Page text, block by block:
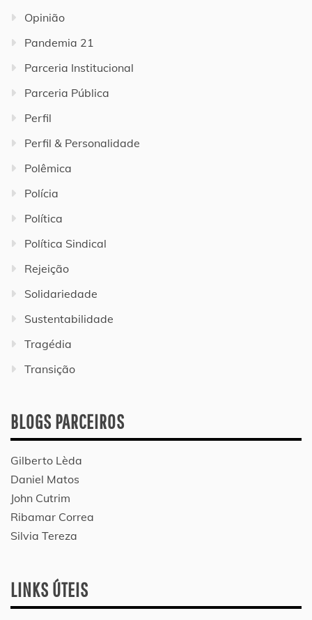
Opinião
Pandemia 21
Parceria Institucional
Parceria Pública
Perfil
Perfil & Personalidade
Polêmica
Polícia
Política
Política Sindical
Rejeição
Solidariedade
Sustentabilidade
Tragédia
Transição
BLOGS PARCEIROS
Gilberto Lèda
Daniel Matos
John Cutrim
Ribamar Correa
Silvia Tereza
LINKS ÚTEIS